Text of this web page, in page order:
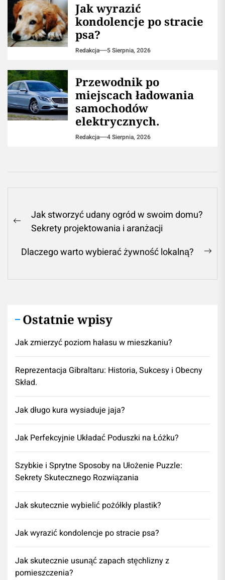
Jak wyrazić
kondolencje po stracie
psa?
Redakcja 5 Sierpnia, 2026
Przewodnik po
miejscach ładowania
samochodów
elektrycznych.
Redakcja 4 Sierpnia, 2026
Nawigacja
wpisu
Previous
Jak stworzyć udany ogród w swoim domu?
Sekrety projektowania i aranżacji
Dlaczego warto wybierać żywność lokalną?
Ostatnie wpisy
Jak zmierzyć poziom hałasu w mieszkaniu?
Reprezentacja Gibraltaru: Historia, Sukcesy i Obecny
Skład.
Jak długo kura wysiaduje jaja?
Jak Perfekcyjnie Układać Poduszki na Łóżku?
Szybkie i Sprytne Sposoby na Ułożenie Puzzle:
Sekrety Skutecznego Rozwiązania
Jak skutecznie wybielić pożółkły plastik?
Jak wyrazić kondolencje po stracie psa?
Jak skutecznie usunąć zapach stęchlizny z
pomieszczenia?